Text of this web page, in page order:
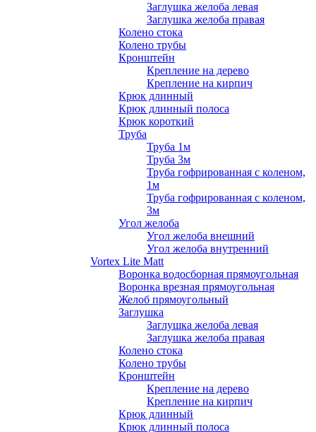
Заглушка желоба левая
Заглушка желоба правая
Колено стока
Колено трубы
Кронштейн
Крепление на дерево
Крепление на кирпич
Крюк длинный
Крюк длинный полоса
Крюк короткий
Труба
Труба 1м
Труба 3м
Труба гофрированная с коленом,
1м
Труба гофрированная с коленом,
3м
Угол желоба
Угол желоба внешний
Угол желоба внутренний
Vortex Lite Matt
Воронка водосборная прямоугольная
Воронка врезная прямоугольная
Желоб прямоугольный
Заглушка
Заглушка желоба левая
Заглушка желоба правая
Колено стока
Колено трубы
Кронштейн
Крепление на дерево
Крепление на кирпич
Крюк длинный
Крюк длинный полоса